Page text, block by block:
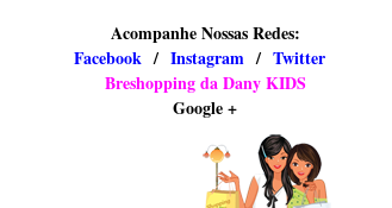
Acompanhe Nossas Redes:
Facebook/ Instagram/ ​​Twitter
Breshopping da Dany KIDS
Google +